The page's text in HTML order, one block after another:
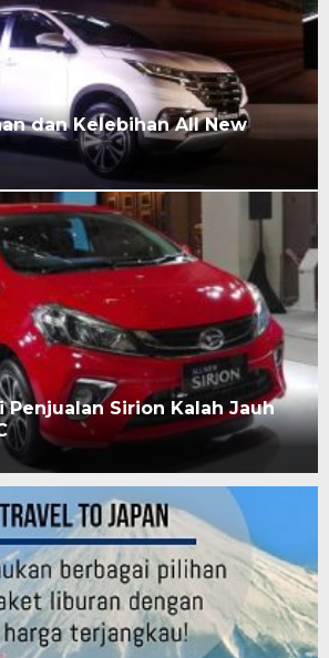
dan Kelebihan All New
Penjualan Sirion Kalah Jauh